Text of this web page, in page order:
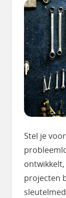
Stel je
projecten